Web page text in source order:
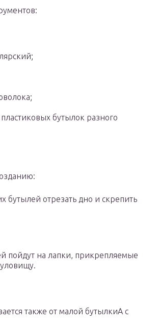
бутылок разного
бутылей отрезать дно и скрепить
пойдут на лапки, прикрепляемые
также от малой бутылкиА с